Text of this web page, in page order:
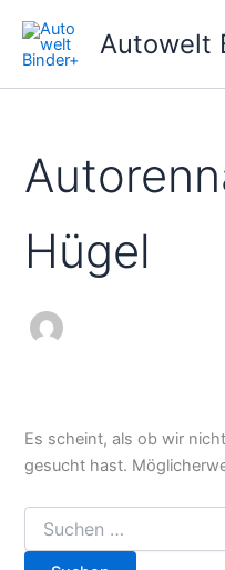
Inhalt
springen
Autowelt
Hügel
Es scheint, als ob wir
gesucht hast.
nach: